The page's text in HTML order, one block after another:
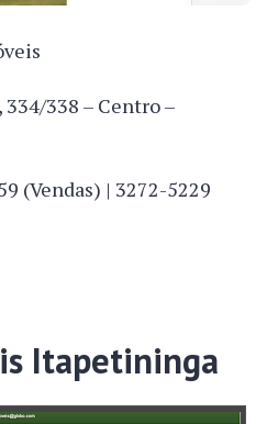
338 – Centro –
(Vendas) | 3272-5229
Itapetininga